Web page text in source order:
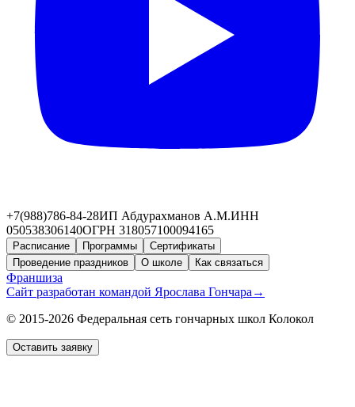
+7(988)786-84-28ИП Абдурахманов А.М.ИНН
050538306140ОГРН 318057100094165
Расписание Программы
Сертификаты
Проведение праздников
О школе Как связаться
Франшиза
Сайт разработан командой Ярослава Гончара →
© 2015-2026 Федеральная сеть гончарных школ Колокол
Оставить заявку